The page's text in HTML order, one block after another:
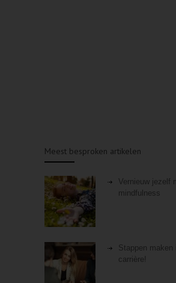
Meest besproken artikelen
Vernieuw jezelf
mindfulness
Stappen maken
carrière!